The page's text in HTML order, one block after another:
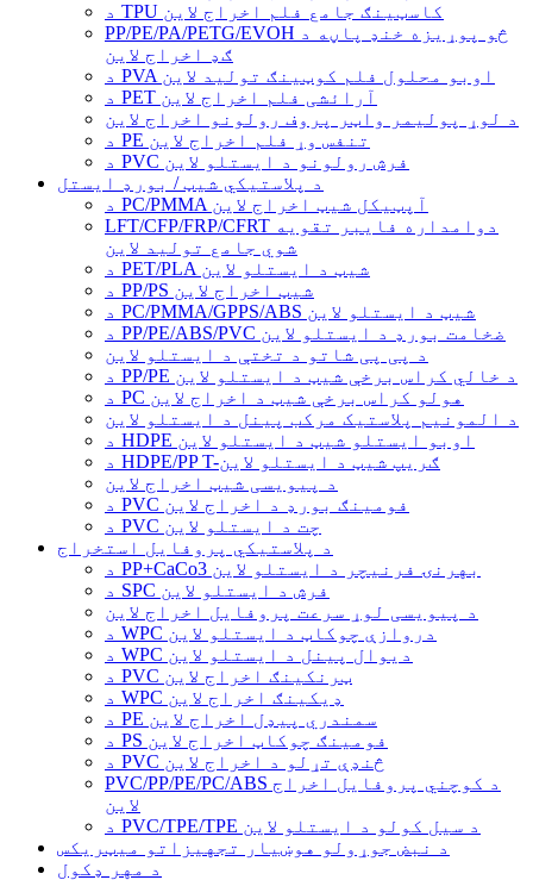
د TPU کاسټینګ جامع فلم اخراج لاین
PP/PE/PA/PETG/EVOH څو پوړیزه خنډ پاڼه د
ګډ اخراج لاین
د PVA اوبو محلول فلم کوټینګ تولید لاین
د PET آرائشی فلم اخراج لاین
د لوړ پولیمر واټر پروف رولونو اخراج لاین
د PE تنفس وړ فلم اخراج لاین
د PVC فرش رولونو د ایستلو لاین
د پلاستيکي شیټ / بورډ ایستل
د PC/PMMA آپټیکل شیټ اخراج لاین
LFT/CFP/FRP/CFRT دوامداره فایبر تقویه
شوي جامع تولید لاین
د PET/PLA شیټ د ایستلو لاین
د PP/PS شیټ اخراج لاین
د PC/PMMA/GPPS/ABS شیټ د ایستلو لاین
د PP/PE/ABS/PVC ضخامت بورډ د ایستلو لاین
د پی پی شاتو د تختې د ایستلو لاین
د PP/PE د خالي کراس برخې شیټ د ایستلو لاین
د PC هولو کراس برخې شیټ د اخراج لاین
د المونیم پلاستیک مرکب پینل د ایستلو لاین
د HDPE اوبو ایستلو شیټ د ایستلو لاین
د HDPE/PP T-ګریپ شیټ د ایستلو لاین
د پیویسی شیټ اخراج لاین
د PVC فومینګ بورډ د اخراج لاین
د PVC چت د ایستلو لاین
د پلاستيکي پروفایل استخراج
د PP+CaCo3 بهرنۍ فرنیچر د ایستلو لاین
د SPC فرش د ایستلو لاین
د پیویسی لوړ سرعت پروفایل اخراج لاین
د WPC دروازې چوکاټ د ایستلو لاین
د WPC دیوال پینل د ایستلو لاین
د PVC ټرنکینګ اخراج لاین
د WPC ډیکینګ اخراج لاین
د PE سمندري پیډل اخراج لاین
د PS فومینګ چوکاټ اخراج لاین
د PVC څنډې تړلو د اخراج لاین
PVC/PP/PE/PC/ABS د کوچني پروفایل اخراج
لاین
د PVC/TPE/TPE د سیل کولو د ایستلو لاین
د نبض جوړولو هوښیار تجهیزاتو میټریکس
د مهر ډکول